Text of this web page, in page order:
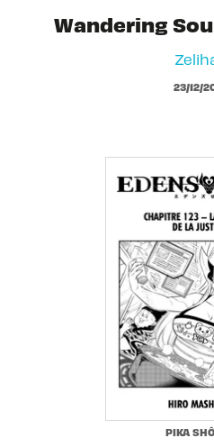
Wandering
23/12/
PIKA